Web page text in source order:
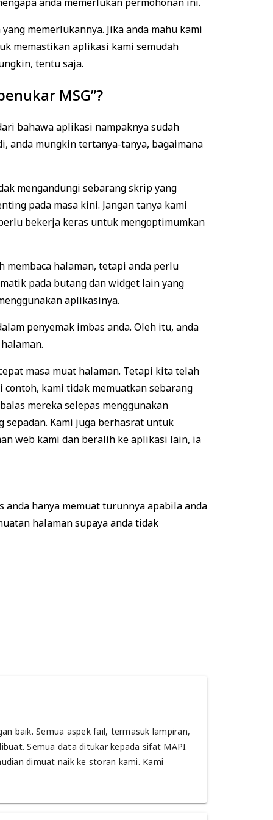
memerlukannya. Jika anda mahu kami
memastikan aplikasi kami semudah
tentu saja.
MSG”?
bahawa aplikasi nampaknya sudah
anda mungkin tertanya-tanya, bagaimana
mengandungi sebarang skrip yang
pada masa kini. Jangan tanya kami
bekerja keras untuk mengoptimumkan
membaca halaman, tetapi anda perlu
pada butang dan widget lain yang
aplikasinya.
penyemak imbas anda. Oleh itu, anda
masa muat halaman. Tetapi kita telah
kami tidak memuatkan sebarang
mereka selepas menggunakan
Kami juga berhasrat untuk
web kami dan beralih ke aplikasi lain, ia
anda hanya memuat turunnya apabila anda
halaman supaya anda tidak
baik. Semua aspek fail, termasuk lampiran,
Semua data ditukar kepada sifat MAPI
dimuat naik ke storan kami. Kami